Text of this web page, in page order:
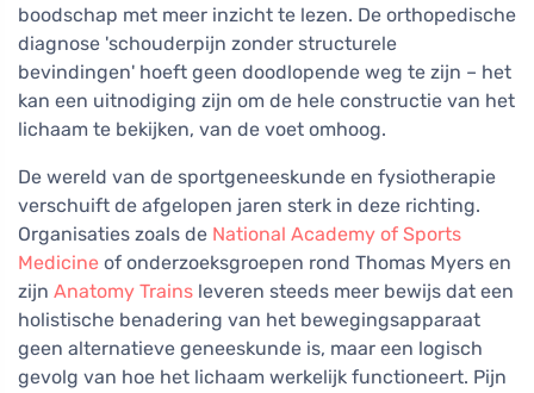
boodschap met meer inzicht te lezen. De orthopedische
diagnose 'schouderpijn zonder structurele
bevindingen' hoeft geen doodlopende weg te zijn – het
kan een uitnodiging zijn om de hele constructie van het
lichaam te bekijken, van de voet omhoog.
De wereld van de sportgeneeskunde en fysiotherapie
verschuift de afgelopen jaren sterk in deze richting.
Organisaties zoals de National Academy of Sports
Medicine of onderzoeksgroepen rond Thomas Myers en
zijn Anatomy Trains leveren steeds meer bewijs dat een
holistische benadering van het bewegingsapparaat
geen alternatieve geneeskunde is, maar een logisch
gevolg van hoe het lichaam werkelijk functioneert. Pijn